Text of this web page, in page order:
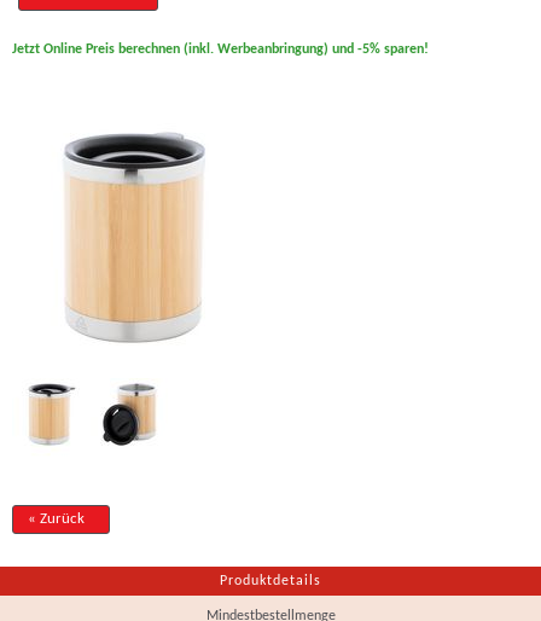
Jetzt Online Preis berechnen (inkl. Werbeanbringung) und -5% sparen!
« Zurück
Produktdetails
Mindestbestellmenge